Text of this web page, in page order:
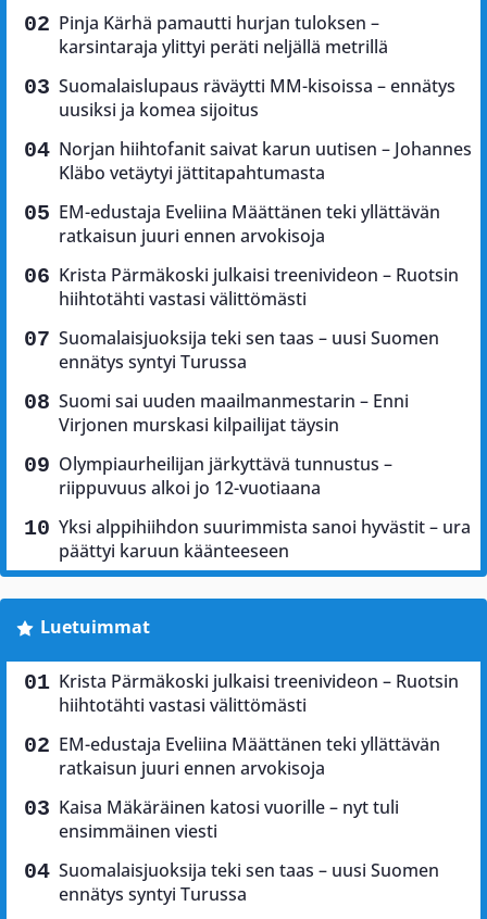
Pinja Kärhä pamautti hurjan tuloksen –
karsintaraja ylittyi peräti neljällä metrillä
Suomalaislupaus räväytti MM-kisoissa – ennätys
uusiksi ja komea sijoitus
Norjan hiihtofanit saivat karun uutisen – Johannes
Kläbo vetäytyi jättitapahtumasta
EM-edustaja Eveliina Määttänen teki yllättävän
ratkaisun juuri ennen arvokisoja
Krista Pärmäkoski julkaisi treenivideon – Ruotsin
hiihtotähti vastasi välittömästi
Suomalaisjuoksija teki sen taas – uusi Suomen
ennätys syntyi Turussa
Suomi sai uuden maailmanmestarin – Enni
Virjonen murskasi kilpailijat täysin
Olympiaurheilijan järkyttävä tunnustus –
riippuvuus alkoi jo 12-vuotiaana
Yksi alppihiihdon suurimmista sanoi hyvästit – ura
päättyi karuun käänteeseen
Luetuimmat
Krista Pärmäkoski julkaisi treenivideon – Ruotsin
hiihtotähti vastasi välittömästi
EM-edustaja Eveliina Määttänen teki yllättävän
ratkaisun juuri ennen arvokisoja
Kaisa Mäkäräinen katosi vuorille – nyt tuli
ensimmäinen viesti
Suomalaisjuoksija teki sen taas – uusi Suomen
ennätys syntyi Turussa